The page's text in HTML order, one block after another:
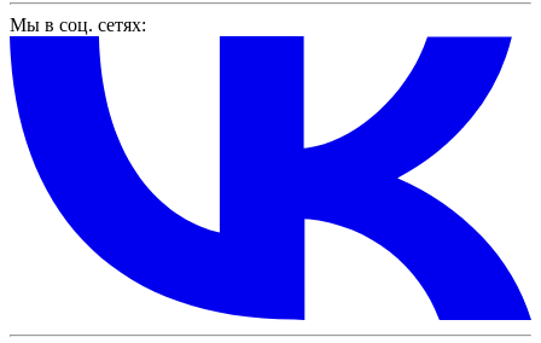
Мы в соц. сетях: